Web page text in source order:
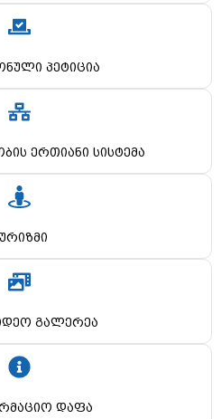
პეტიცია
ერთიანი სისტემა
გალერეა
დაფა